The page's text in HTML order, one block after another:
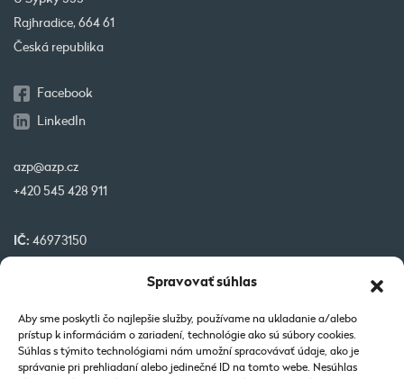
Spravovať súhlas
Aby sme poskytli čo najlepšie služby, používame na ukladanie a/alebo
prístup k informáciám o zariadení, technológie ako sú súbory cookies.
Súhlas s týmito technológiami nám umožní spracovávať údaje, ako je
správanie pri prehliadaní alebo jedinečné ID na tomto webe. Nesúhlas
Rajhradice, 664 61
Česká republika
Facebook
LinkedIn
azp@azp.cz
+420 545 428 911
IČ: 46973150
CZ32 0800 0000 0000 0951 3312
BIC:GIBA CZ PX
Naše projekty spolufinancované EU